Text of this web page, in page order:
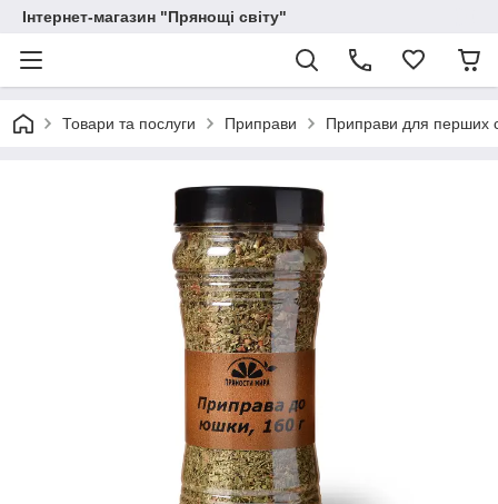
Інтернет-магазин "Прянощі світу"
Товари та послуги Приправи Приправи для перших